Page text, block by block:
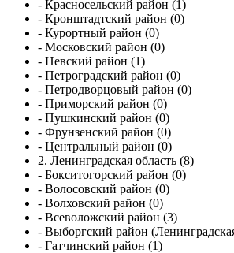
- Красносельский район (1)
- Кронштадтский район (0)
- Курортный район (0)
- Московский район (0)
- Невский район (1)
- Петроградский район (0)
- Петродворцовый район (0)
- Приморский район (0)
- Пушкинский район (0)
- Фрунзенский район (0)
- Центральный район (0)
2. Ленинградская область (8)
- Бокситогорский район (0)
- Волосовский район (0)
- Волховский район (0)
- Всеволожский район (3)
- Выборгский район
- Гатчинский район (1)